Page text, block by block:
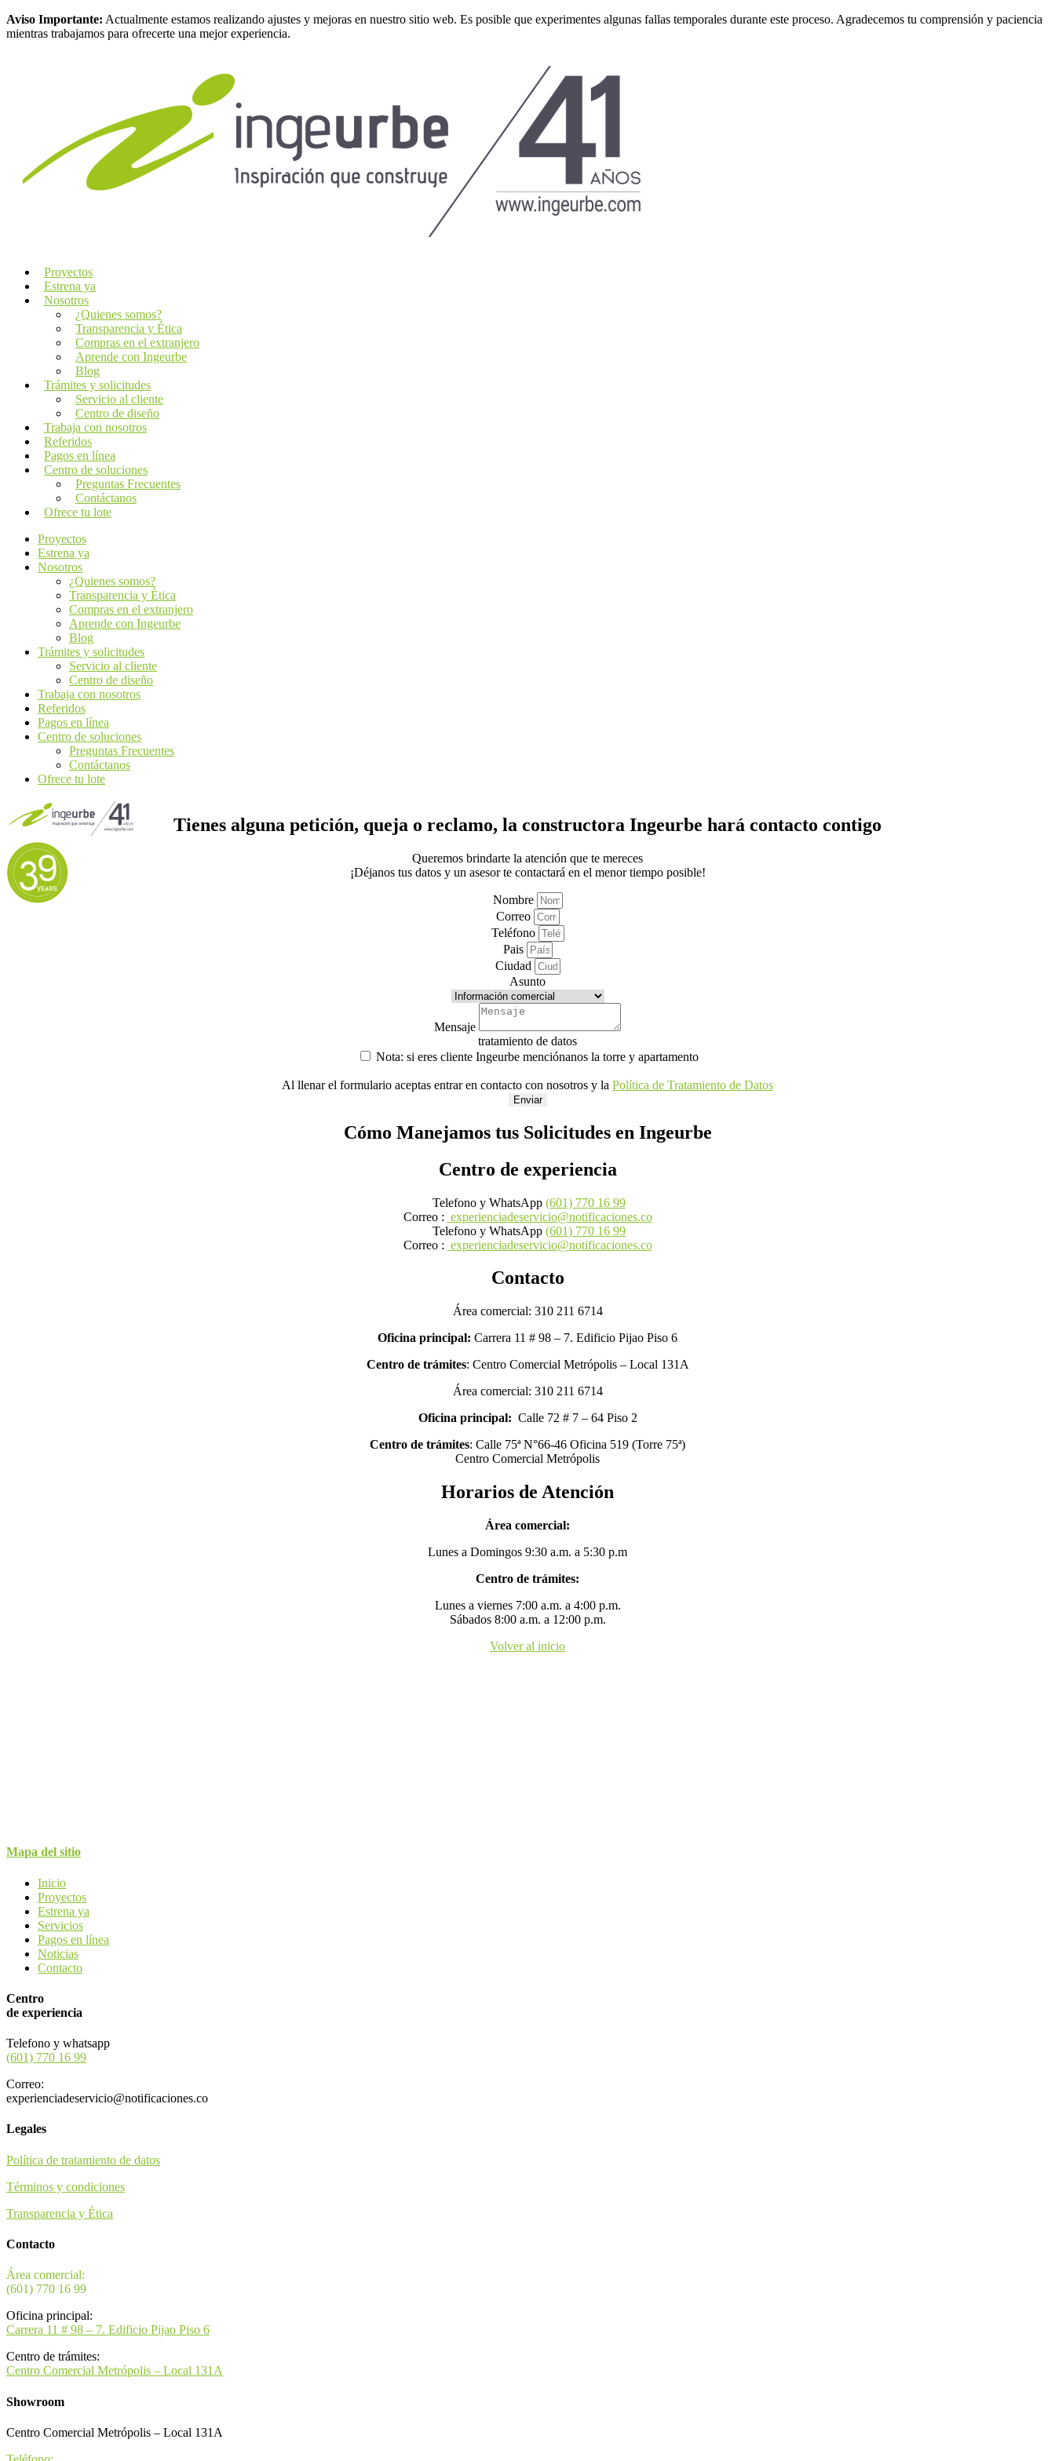
Aviso Importante: Actualmente estamos realizando ajustes y mejoras en nuestro sitio web. Es posible que experimentes algunas fallas temporales durante este proceso. Agradecemos tu comprensión y paciencia
mientras trabajamos para ofrecerte una mejor experiencia.
Proyectos
Estrena ya
Nosotros
¿Quienes somos?
Transparencia y Ética
Compras en el extranjero
Aprende con Ingeurbe
Blog
Trámites y solicitudes
Servicio al cliente
Centro de diseño
Trabaja con nosotros
Referidos
Pagos en línea
Centro de soluciones
Preguntas Frecuentes
Contáctanos
Ofrece tu lote
Proyectos
Estrena ya
Nosotros
¿Quienes somos?
Transparencia y Ética
Compras en el extranjero
Aprende con Ingeurbe
Blog
Trámites y solicitudes
Servicio al cliente
Centro de diseño
Trabaja con nosotros
Referidos
Pagos en línea
Centro de soluciones
Preguntas Frecuentes
Contáctanos
Ofrece tu lote
Tienes alguna petición, queja o reclamo, la constructora Ingeurbe hará contacto contigo
Queremos brindarte la atención que te mereces
¡Déjanos tus datos y un asesor te contactará en el menor tiempo posible!
Nombre
Correo
Teléfono
Pais
Ciudad
Asunto
Mensaje
tratamiento de datos
Nota: si eres cliente Ingeurbe menciónanos la torre y apartamento
Al llenar el formulario aceptas entrar en contacto con nosotros y la Política de Tratamiento de Datos
Enviar
Cómo Manejamos tus Solicitudes en Ingeurbe
Centro de experiencia
Telefono y WhatsApp (601) 770 16 99
Correo : experienciadeservicio@notificaciones.co
Telefono y WhatsApp (601) 770 16 99
Correo : experienciadeservicio@notificaciones.co
Contacto
Área comercial: 310 211 6714
Oficina principal: Carrera 11 # 98 – 7. Edificio Pijao Piso 6
Centro de trámites: Centro Comercial Metrópolis – Local 131A
Área comercial: 310 211 6714
Oficina principal: Calle 72 # 7 – 64 Piso 2
Centro de trámites: Calle 75ª N°66-46 Oficina 519 (Torre 75ª)
Centro Comercial Metrópolis
Horarios de Atención
Área comercial:
Lunes a Domingos 9:30 a.m. a 5:30 p.m
Centro de trámites:
Lunes a viernes 7:00 a.m. a 4:00 p.m.
Sábados 8:00 a.m. a 12:00 p.m.
Volver al inicio
Mapa del sitio
Inicio
Proyectos
Estrena ya
Servicios
Pagos en línea
Noticias
Contacto
Centro
de experiencia
Telefono y whatsapp
(601) 770 16 99
Correo:
experienciadeservicio@notificaciones.co
Legales
Política de tratamiento de datos
Términos y condiciones
Transparencia y Ética
Contacto
Área comercial:
(601) 770 16 99
Oficina principal:
Carrera 11 # 98 – 7. Edificio Pijao Piso 6
Centro de trámites:
Centro Comercial Metrópolis – Local 131A
Showroom
Centro Comercial Metrópolis – Local 131A